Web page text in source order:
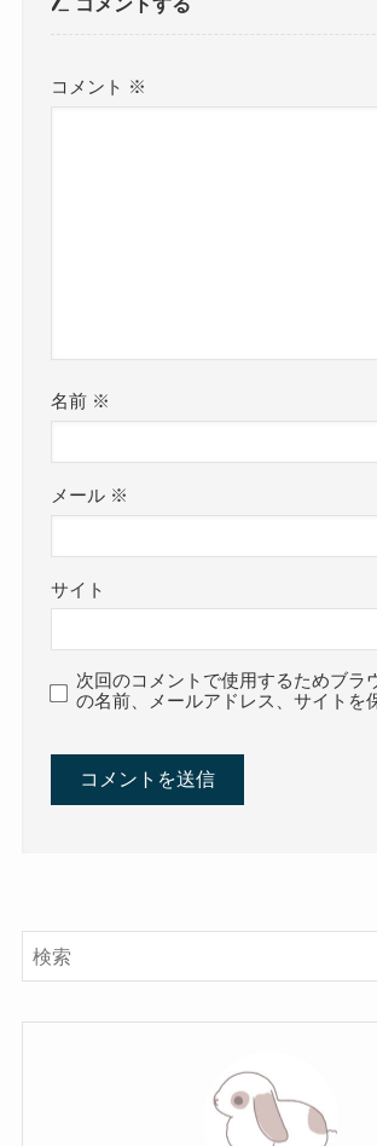
コメント ※
名前 ※
メール ※
サイト
次回のコメントで使用するためブラ
の名前、メールアドレス、サイトを